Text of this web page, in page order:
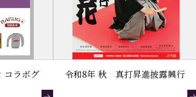
コラボグ
令和8年 秋 真打昇進披露興行